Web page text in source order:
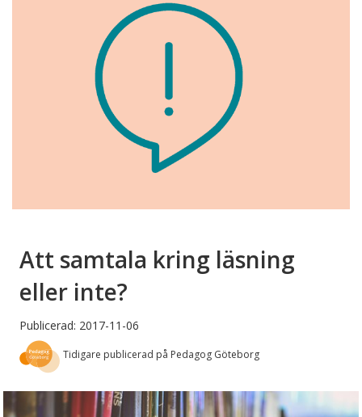
Att samtala kring läsning
eller inte?
Publicerad: 2017-11-06
Tidigare publicerad på Pedagog Göteborg